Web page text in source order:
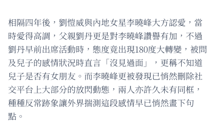
相隔四年後，劉愷威與內地女星李曉峰大方認愛，當
時愛得高調，父親劉丹更是對李曉峰讚譽有加，不過
劉丹早前出席活動時，態度竟出現180度大轉變，被問
及兒子的感情狀況時直言「沒見過面」，更稱不知道
兒子是否有女朋友。而李曉峰更被發現已悄然刪除社
交平台上大部分的放閃動態，兩人亦許久未有同框，
種種反常跡象讓外界揣測這段感情早已悄然畫下句
點。